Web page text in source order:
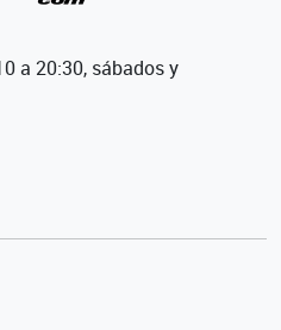
a 20:30, sábados y